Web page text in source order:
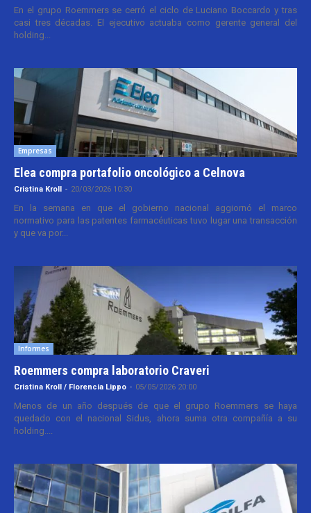
En el grupo Roemmers se cerró el ciclo de Luciano Boccardo y tras
casi tres décadas. El ejecutivo actuaba como gerente general del
holding...
Empresas
Elea compra portafolio oncológico a Celnova
Cristina Kroll - 20/03/2026 10:30
En la semana en que el gobierno nacional aggiornó el marco
normativo para las patentes farmacéuticas tuvo lugar una transacción
y que va por...
Informes
Roemmers compra laboratorio Craveri
Cristina Kroll / Florencia Lippo - 05/05/2026 20:00
Menos de un año después de que el grupo Roemmers se haya
quedado con el nacional Sidus, ahora suma otra compañía a su
holding....